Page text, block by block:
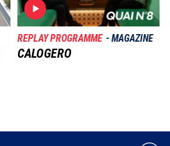
REPLAY PROGRAMME MAGAZINE
CALOGERO